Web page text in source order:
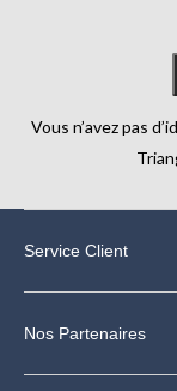
Vous n’avez pas
Service Client
Nos Partenaires